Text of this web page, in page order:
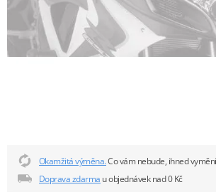
Okamžitá výměna.Co vám nebude, ihned
Doprava zdarma u objednávek nad 0 Kč